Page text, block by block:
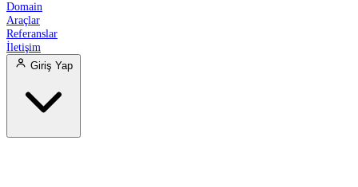
Domain
Araçlar
Referanslar
İletişim
Giriş Yap